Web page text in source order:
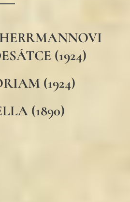
(1924)
(1924)
(1890)